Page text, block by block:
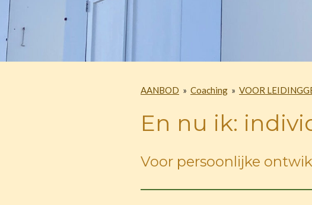
AANBOD » Coaching » VOOR
En nu ik:
Voor persoonlijke